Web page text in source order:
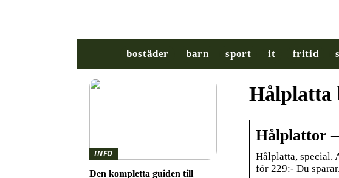
bostäder barn sport it fritid
Hålplatta
Hålplattor
Hålplatta, special.
för 229:- Du
INFO
Den kompletta guiden till